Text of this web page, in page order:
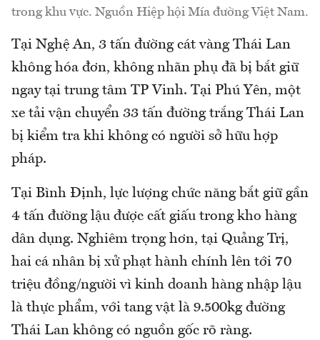
trong khu vực. Nguồn Hiệp hội Mía đường Việt Nam.
Tại Nghệ An, 3 tấn đường cát vàng Thái Lan
không hóa đơn, không nhãn phụ đã bị bắt giữ
ngay tại trung tâm TP Vinh. Tại Phú Yên, một
xe tải vận chuyển 33 tấn đường trắng Thái Lan
bị kiểm tra khi không có người sở hữu hợp
pháp.
Tại Bình Định, lực lượng chức năng bắt giữ gần
4 tấn đường lậu được cất giấu trong kho hàng
dân dụng. Nghiêm trọng hơn, tại Quảng Trị,
hai cá nhân bị xử phạt hành chính lên tới 70
triệu đồng/người vì kinh doanh hàng nhập lậu
là thực phẩm, với tang vật là 9.500kg đường
Thái Lan không có nguồn gốc rõ ràng.